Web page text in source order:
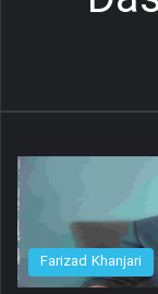
Farizad Khanjari